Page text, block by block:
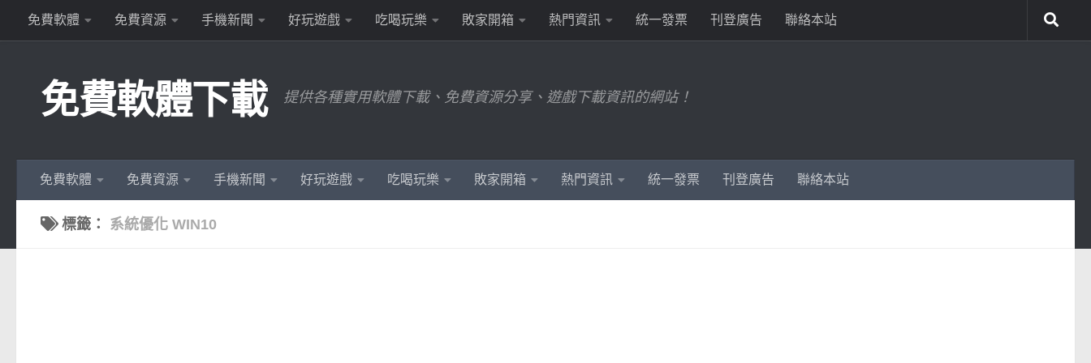
Skip to content
免費軟體 免費資源 手機新聞 好玩遊戲 吃喝玩樂 敗家開箱 熱門資訊 統一發票 刊登廣告 聯絡本站
免費軟體下載 提供各種實用軟體下載、免費資源分享、遊戲下載資訊的網站！
免費軟體 免費資源 手機新聞 好玩遊戲 吃喝玩樂 敗家開箱 熱門資訊 統一發票 刊登廣告 聯絡本站
標籤： 系統優化 WIN10